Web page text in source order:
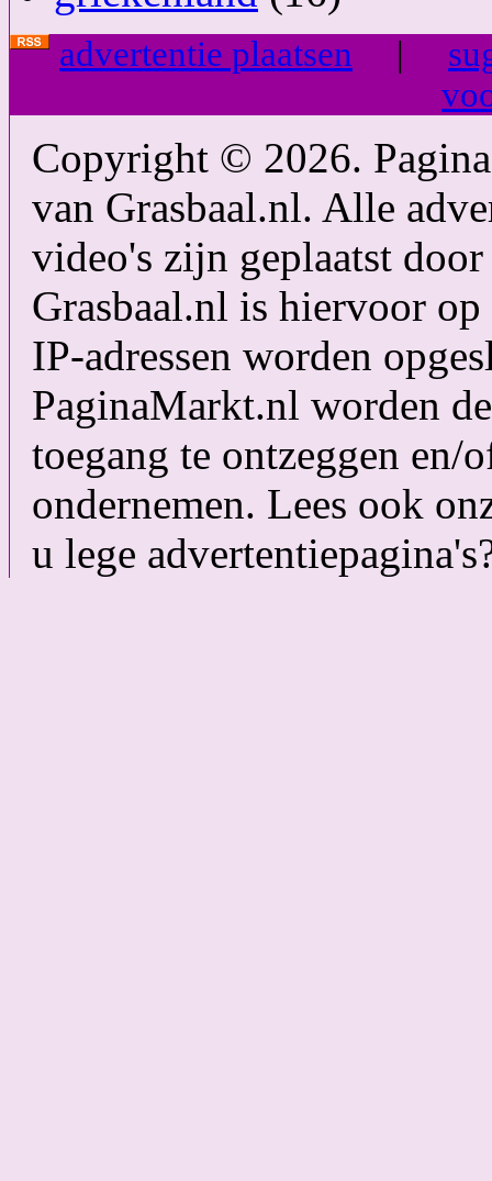
advertentie plaatsen |
Copyright © 2026.
van Grasbaal.nl. Alle
video's zijn geplaatst
Grasbaal.nl is hiervoor
IP-adressen worden
PaginaMarkt.nl worden
toegang te ontzeggen en/
ondernemen. Lees ook
u lege